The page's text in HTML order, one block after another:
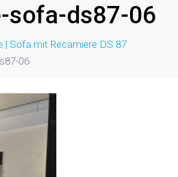
sofa-ds87-06
| Sofa mit Recamiere DS 87
06